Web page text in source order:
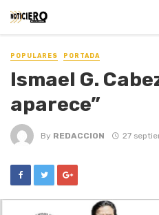
POPULARES PORTADA
Ismael G.
aparece”
By REDACCION 27